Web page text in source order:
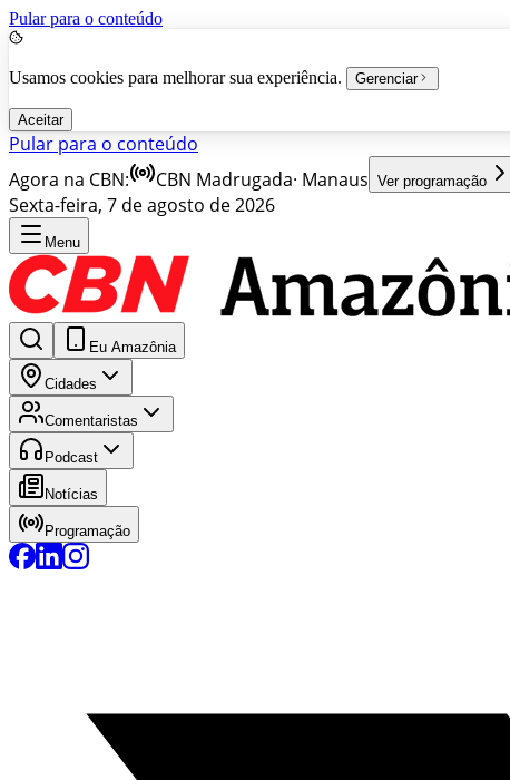
Pular para o conteúdo
Usamos cookies para melhorar sua experiência. Gerenciar
Aceitar
Pular para o conteúdo
Agora na CBN:
CBN Madrugada· Manaus Ver programação
Sexta-feira, 7 de agosto de 2026
Menu
Eu Amazônia
Cidades
Comentaristas
Podcast
Notícias
Programação